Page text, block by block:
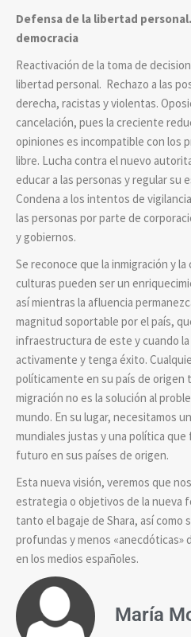
Defensa de la libertad
democracia
Reactivación de la toma de
libertad personal. Rechazo a las
derecha, racistas y violentas.
cancelación, pues la creciente
opiniones es incompatible con los
libre. Lucha contra el nuevo
educar a las personas y regular su
Condena a los intentos de
las personas por parte de
y gobiernos.
Se reconoce que la inmigración y
culturas pueden ser un
así mientras la afluencia
magnitud soportable por el país,
infraestructura de este y cuando
activamente y tenga éxito.
políticamente en su país de origen
migración no es la solución al
mundo. En su lugar, necesitamos
mundiales justas y una política
futuro en sus países de origen.
Esta nueva visión, veremos que
estrategia o objetivos de la nueva
tanto el bagaje de Shara, así como
profundas y menos «anecdóticas»
en los medios españoles.
María